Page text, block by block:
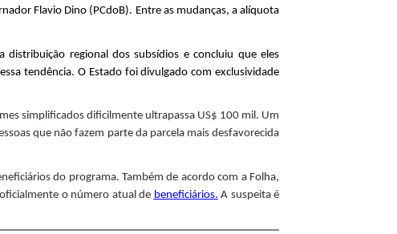
Flavio Dino (PCdoB). Entre as mudanças, a alíquota
distribuição regional dos subsídios e concluiu que eles
tendência. O Estado foi divulgado com exclusividade
simplificados dificilmente ultrapassa US$ 100 mil. Um
que não fazem parte da parcela mais desfavorecida
do programa. Também de acordo com a Folha,
o número atual de beneficiários. A suspeita é